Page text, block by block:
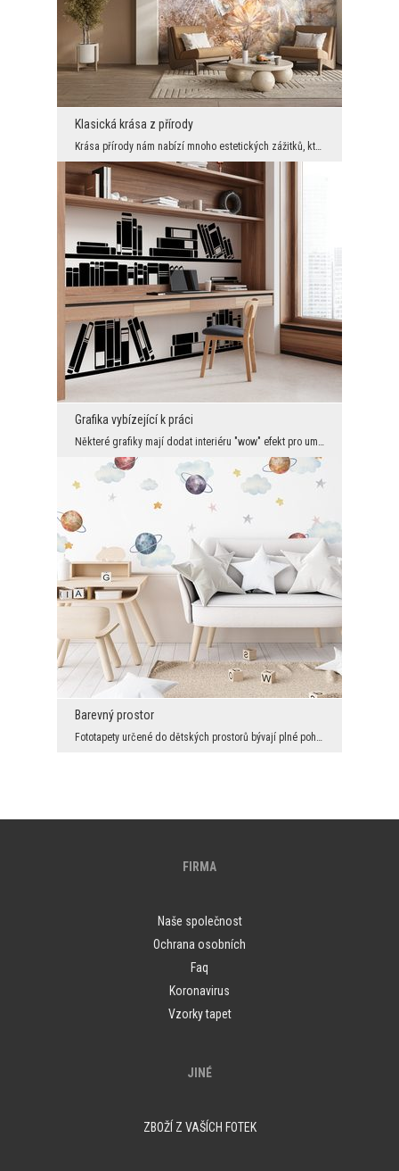
Klasická krása z přírody
Krása přírody nám nabízí mnoho estetických zážitků, které není třeba vylepšovat. Stačí je vyfotog...
Grafika vybízející k práci
Některé grafiky mají dodat interiéru "wow" efekt pro umocnění aranžmá, jiné mají poskytnout relax...
Barevný prostor
Fototapety určené do dětských prostorů bývají plné pohádkových postaviček, ale nejen to. Víme, že...
FIRMA
Naše společnost
Ochrana osobních
Faq
Koronavirus
Vzorky tapet
JINÉ
ZBOŽÍ Z VAŠÍCH FOTEK